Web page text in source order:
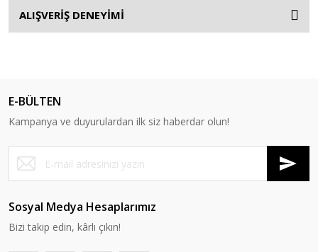
ALIŞVERİŞ DENEYİMİ
E-BÜLTEN
Kampanya ve duyurulardan ilk siz haberdar olun!
Sosyal Medya Hesaplarımız
Bizi takip edin, kârlı çıkın!